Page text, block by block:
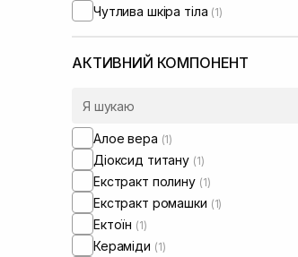
Чутлива шкіра тіла (1)
АКТИВНИЙ КОМПОНЕНТ
Алое вера (1)
Діоксид титану (1)
Екстракт полину (1)
Екстракт ромашки (1)
Ектоїн (1)
Кераміди (1)